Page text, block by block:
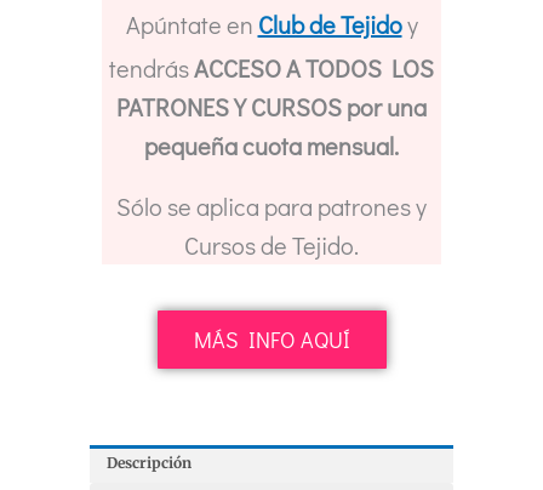
Pattern
Puntas
Fingerless
Apúntate en Club de Tejidoy
tendrásACCESO A TODOS LOS
PATRONES Y CURSOS por una
pequeña cuota mensual.
Sólo se aplica para patrones y
Cursos de Tejido.
MÁS INFO AQUÍ
Descripción